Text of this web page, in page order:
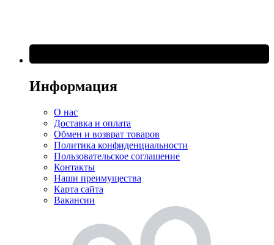
Информация
О нас
Доставка и оплата
Обмен и возврат товаров
Политика конфиденциальности
Пользовательское соглашение
Контакты
Наши преимущества
Карта сайта
Вакансии